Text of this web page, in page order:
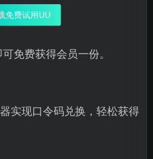
免费试用UU
免费获得会员一份。
实现口令码兑换，轻松获得